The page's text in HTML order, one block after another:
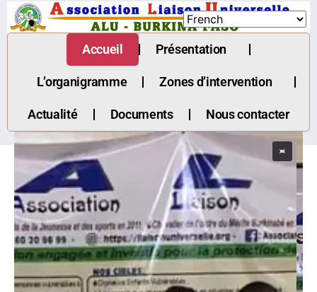
Accueil Présentation
L’organigramme Zones d’intervention
Actualité Documents Nous contacter